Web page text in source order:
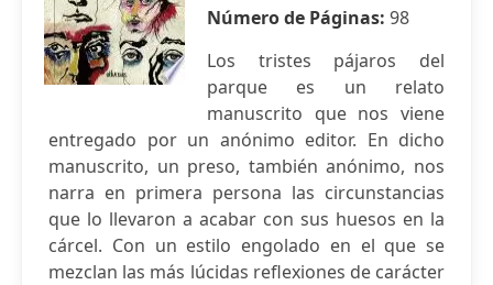
Número de Páginas: 98
Los tristes pájaros del
parque es un relato
manuscrito que nos viene
entregado por un anónimo editor. En dicho
manuscrito, un preso, también anónimo, nos
narra en primera persona las circunstancias
que lo llevaron a acabar con sus huesos en la
cárcel. Con un estilo engolado en el que se
mezclan las más lúcidas reflexiones de carácter